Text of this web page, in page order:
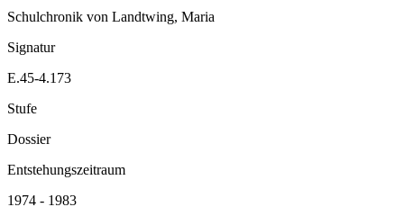
Schulchronik von Landtwing, Maria
Signatur
E.45-4.173
Stufe
Dossier
Entstehungszeitraum
1974 - 1983